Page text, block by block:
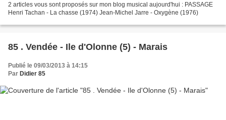
2 articles vous sont proposés sur mon blog musical aujourd'hui : PASSAGE
Henri Tachan - La chasse (1974) Jean-Michel Jarre - Oxygène (1976)
85 . Vendée - Ile d'Olonne (5) - Marais
Publié le 09/03/2013 à 14:15
Par Didier 85